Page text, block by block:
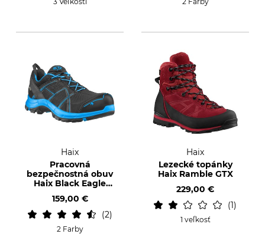
Haix
Pracovná
bezpečnostná obuv
Haix Black Eagle
159,00 €
2
2 Farby
Haix
Lezecké topánky
Haix Ramble GTX
229,00 €
1
1 veľkosť